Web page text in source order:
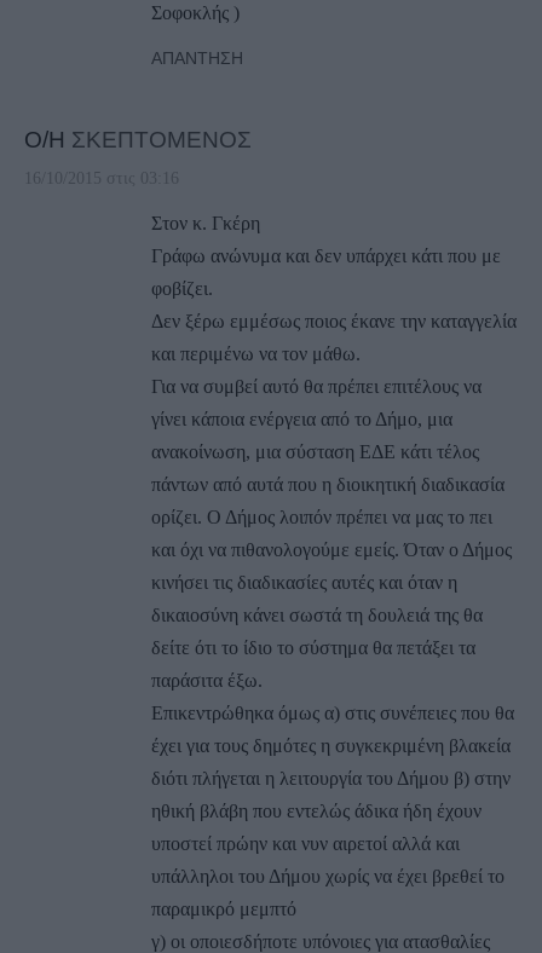
Σοφοκλής )
ΑΠΆΝΤΗΣΗ
Ο/Η ΣΚΕΠΤΟΜΕΝΟΣ
16/10/2015 στις 03:16
Στον κ. Γκέρη
Γράφω ανώνυμα και δεν υπάρχει κάτι που με
φοβίζει.
Δεν ξέρω εμμέσως ποιος έκανε την καταγγελία
και περιμένω να τον μάθω.
Για να συμβεί αυτό θα πρέπει επιτέλους να
γίνει κάποια ενέργεια από το Δήμο, μια
ανακοίνωση, μια σύσταση ΕΔΕ κάτι τέλος
πάντων από αυτά που η διοικητική διαδικασία
ορίζει. Ο Δήμος λοιπόν πρέπει να μας το πει
και όχι να πιθανολογούμε εμείς. Όταν ο Δήμος
κινήσει τις διαδικασίες αυτές και όταν η
δικαιοσύνη κάνει σωστά τη δουλειά της θα
δείτε ότι το ίδιο το σύστημα θα πετάξει τα
παράσιτα έξω.
Επικεντρώθηκα όμως α) στις συνέπειες που θα
έχει για τους δημότες η συγκεκριμένη βλακεία
διότι πλήγεται η λειτουργία του Δήμου β) στην
ηθική βλάβη που εντελώς άδικα ήδη έχουν
υποστεί πρώην και νυν αιρετοί αλλά και
υπάλληλοι του Δήμου χωρίς να έχει βρεθεί το
παραμικρό μεμπτό
γ) οι οποιεσδήποτε υπόνοιες για ατασθαλίες